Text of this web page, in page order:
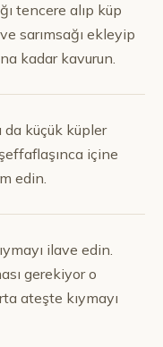
tencere alıp küp
sarımsağı ekleyip
kadar kavurun.
da küçük küpler
içine
edin.
ilave edin.
gerekiyor o
ateşte kıymayı